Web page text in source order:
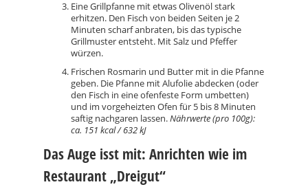
Eine Grillpfanne mit etwas Olivenöl stark
erhitzen. Den Fisch von beiden Seiten je 2
Minuten scharf anbraten, bis das typische
Grillmuster entsteht. Mit Salz und Pfeffer
würzen.
Frischen Rosmarin und Butter mit in die Pfanne
geben. Die Pfanne mit Alufolie abdecken (oder
den Fisch in eine ofenfeste Form umbetten)
und im vorgeheizten Ofen für 5 bis 8 Minuten
saftig nachgaren lassen.Nährwerte (pro 100g):
ca. 151 kcal / 632 kJ
Das Auge isst mit: Anrichten wie im
Restaurant „Dreigut“